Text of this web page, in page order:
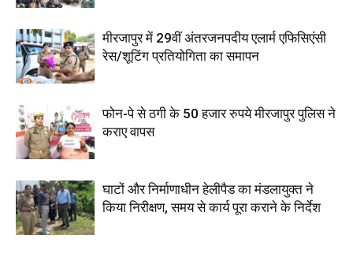
मीरजापुर में 29वीं अंतरजनपदीय एलार्म एफिसिएंसी
रेस/शूटिंग प्रतियोगिता का समापन
फोन-पे से ठगी के 50 हजार रुपये मीरजापुर पुलिस ने
कराए वापस
घाटों और निर्माणाधीन हेलीपैड का मंडलायुक्त ने
किया निरीक्षण, समय से कार्य पूरा कराने के निर्देश